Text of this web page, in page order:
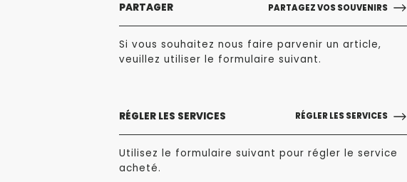
PARTAGER PARTAGEZ VOS SOUVENIRS
Si vous souhaitez nous faire parvenir un article,
veuillez utiliser le formulaire suivant.
RÉGLER LES SERVICES RÉGLER LES SERVICES
Utilisez le formulaire suivant pour régler le service
acheté.